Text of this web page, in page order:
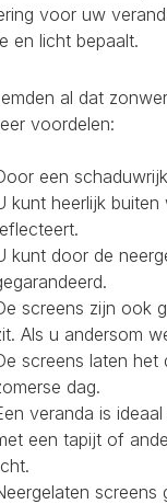
voor uw
en licht bepaalt.
al dat
voordelen:
een
kunt heerlijk
kunt door de
screens zijn ook
Als u andersom
screens laten het
dag.
veranda is
een tapijt of
screens